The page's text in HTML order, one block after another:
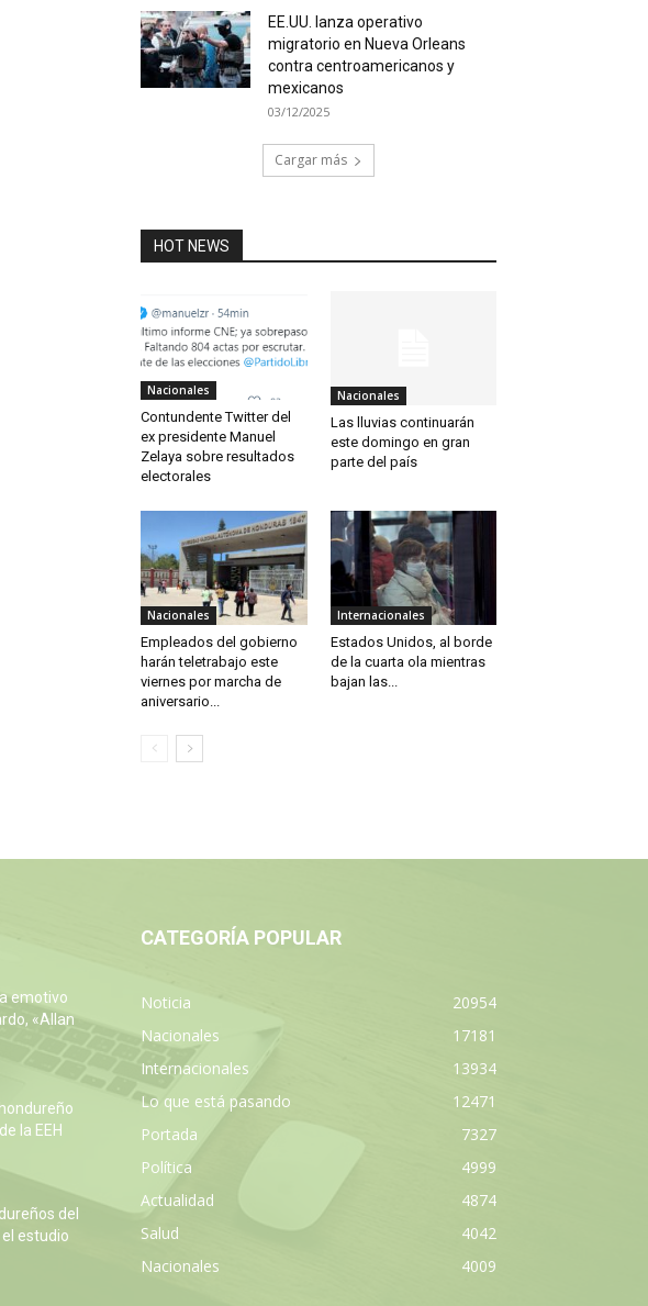
EE.UU. lanza operativo
migratorio en Nueva Orleans
contra centroamericanos y
mexicanos
03/12/2025
Cargar más
HOT NEWS
Nacionales
Contundente Twitter del
ex presidente Manuel
Zelaya sobre resultados
electorales
Nacionales
Las lluvias continuarán
este domingo en gran
parte del país
Nacionales
Empleados del gobierno
harán teletrabajo este
viernes por marcha de
aniversario...
Internacionales
Estados Unidos, al borde
de la cuarta ola mientras
bajan las...
emotivo
«Allan
la EEH
del
estudio
CATEGORÍA POPULAR
Noticia
20954
Nacionales
17181
Internacionales
13934
Lo que está pasando
12471
Portada
7327
Política
4999
Actualidad
4874
Salud
4042
Nacionales
4009